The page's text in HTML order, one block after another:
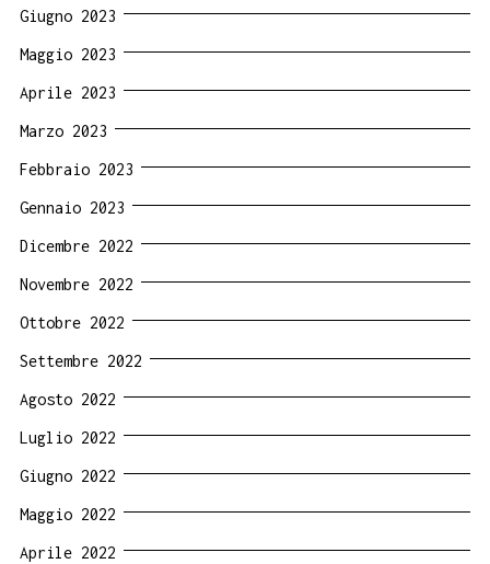
Giugno 2023
Maggio 2023
Aprile 2023
Marzo 2023
Febbraio 2023
Gennaio 2023
Dicembre 2022
Novembre 2022
Ottobre 2022
Settembre 2022
Agosto 2022
Luglio 2022
Giugno 2022
Maggio 2022
Aprile 2022